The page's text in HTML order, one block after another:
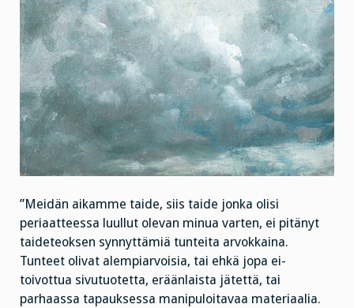
”Meidän aikamme taide, siis taide jonka olisi
periaatteessa luullut olevan minua varten, ei pitänyt
taideteoksen synnyttämiä tunteita arvokkaina.
Tunteet olivat alempiarvoisia, tai ehkä jopa ei-
toivottua sivutuotetta, eräänlaista jätettä, tai
parhaassa tapauksessa manipuloitavaa materiaalia.